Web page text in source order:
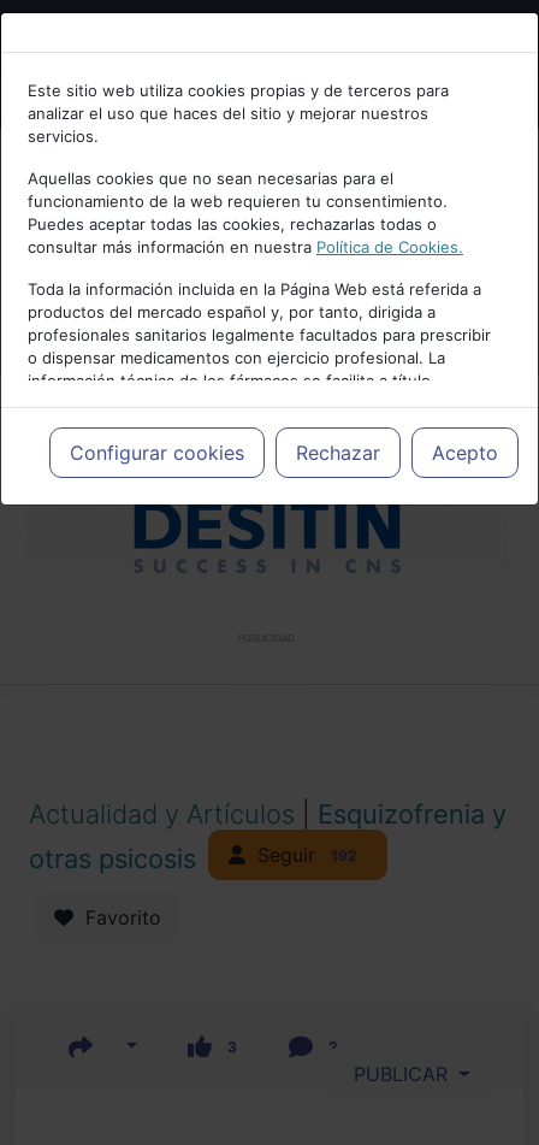
Bienvenid@ a psiquiatria.com
Escribe tu Email
Accede o regístrate con tu email.
Cancelar
Este sitio web utiliza cookies propias y de terceros para
analizar el uso que haces del sitio y mejorar nuestros
servicios.
Aquellas cookies que no sean necesarias para el
funcionamiento de la web requieren tu consentimiento.
Puedes aceptar todas las cookies, rechazarlas todas o
consultar más información en nuestra Política de Cookies.
Toda la información incluida en la Página Web está referida a
productos del mercado español y, por tanto, dirigida a
profesionales sanitarios legalmente facultados para prescribir
o dispensar medicamentos con ejercicio profesional. La
información técnica de los fármacos se facilita a título
meramente informativo, siendo responsabilidad de los
profesionales facultados prescribir medicamentos y decidir, en
cada caso concreto, el tratamiento más adecuado a las
necesidades del paciente.
Configurar cookies Rechazar Acepto
Actualidad y Artículos
Esquizofrenia y
otras psicosis
Seguir 192
Favorito
3 2
PUBLICAR